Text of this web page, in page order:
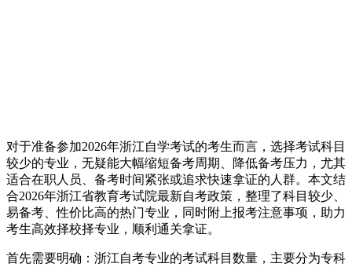
对于准备参加2026年浙江自学考试的考生而言，选择考试科目
较少的专业，无疑能大幅缩短备考周期、降低备考压力，尤其
适合在职人员、备考时间紧张或追求快速拿证的人群。本文结
合2026年浙江省教育考试院最新自考政策，整理了科目较少、
易备考、性价比高的热门专业，同时附上报考注意事项，助力
考生高效择校择专业，顺利通关拿证。
首先需要明确：浙江自考专业的考试科目数量，主要分为专科